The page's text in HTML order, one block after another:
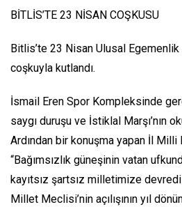
BİTLİS’TE 23 NİSAN COŞKUSU
Bitlis’te 23 Nisan Ulusal Egemenlik
coşkuyla kutlandı.
İsmail Eren Spor Kompleksinde
saygı duruşu ve İstiklal Marşı’nın
Ardından bir konuşma yapan İl Milli
“Bağımsızlık güneşinin vatan
kayıtsız şartsız milletimize
Millet Meclisi’nin açılışının yıl